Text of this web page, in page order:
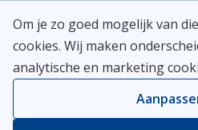
naar
inhoud
Meerlanden Logo
Kies je gemeente
Om je zo goed mogelijk van
cookies. Wij maken
analytische en marketing